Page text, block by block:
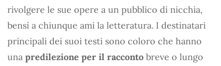
rivolgere le sue opere a un pubblico di nicchia,
bensì a chiunque ami la letteratura. I destinatari
principali dei suoi testi sono coloro che hanno
una predilezione per il racconto breve o lungo